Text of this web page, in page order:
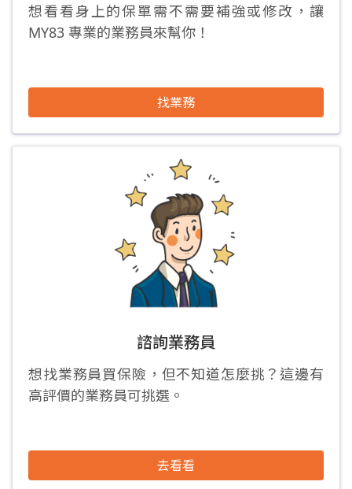
想看看身上的保單需不需要補強或修改，讓
MY83 專業的業務員來幫你！
找業務
諮詢業務員
想找業務員買保險，但不知道怎麼挑？這邊有
高評價的業務員可挑選。
去看看